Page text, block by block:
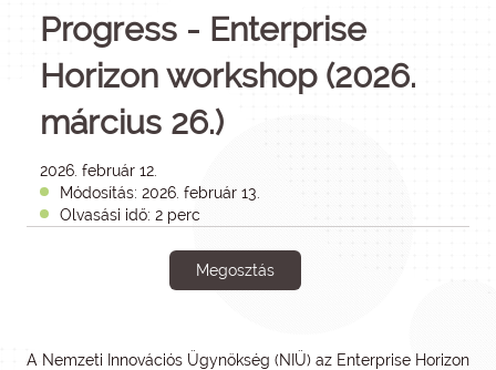
Progress - Enterprise
Horizon workshop (2026.
március 26.)
2026. február 12.
Módosítás: 2026. február 13.
Olvasási idő: 2 perc
Megosztás
A Nemzeti Innovációs Ügynökség (NIÜ) az Enterprise Horizon